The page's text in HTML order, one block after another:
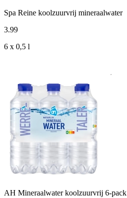
Spa Reine koolzuurvrij mineraalwater
3.99
6 x 0,5 l
AH Mineraalwater koolzuurvrij 6-pack